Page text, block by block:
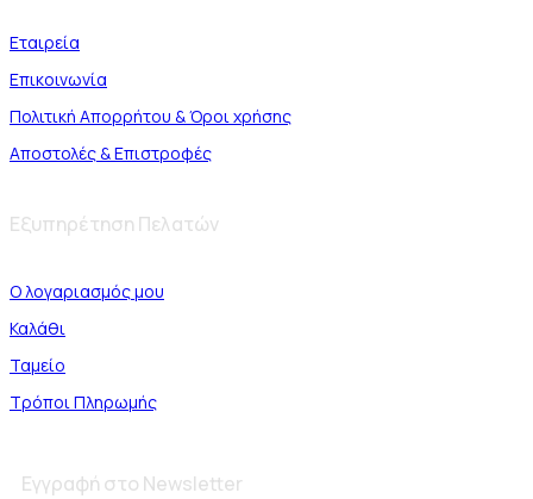
Εταιρεία
Επικοινωνία
Πολιτική Απορρήτου & Όροι χρήσης
Αποστολές & Επιστροφές
Εξυπηρέτηση Πελατών
Ο λογαριασμός μου
Καλάθι
Ταμείο
Τρόποι Πληρωμής
Εγγραφή στο Newsletter